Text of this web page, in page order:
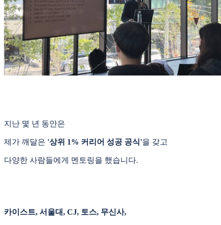
지난 몇 년 동안은
제가 깨달은 '상위 1% 커리어 성공 공식'을 갖고
다양한 사람들에게 멘토링을 했습니다.
카이스트, 서울대, CJ, 토스, 무신사,